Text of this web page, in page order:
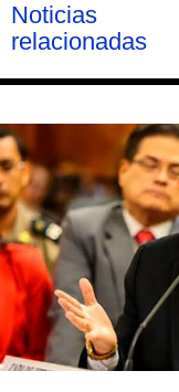
Noticias
relacionadas